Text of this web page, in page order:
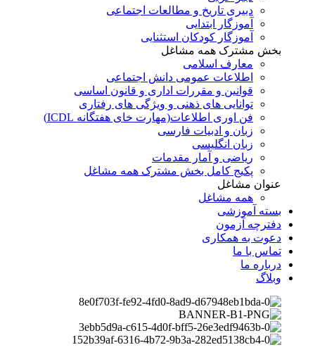
دبیری تاریخ و مطالعات اجتماعی
آموزگار ابتدایی
آموزگار کودکان استثنایی
بخش مشترک همه مشاغل
معارف اسلامی
اطلاعات عمومی دانش اجتماعی
قوانین و مقررات اداری و قانون اساسی
توانایی های ذهنی و ویژگی های رفتاری
فن اوری اطلاعات(مهارت خای هفتگانه ICDL)
زبان و ادبیات فارسی
زبان انگلیسی
ریاضی و آمار مقدمات
پکیج کامل بخش مشترک همه مشاغل
عنوان مشاغل
همه مشاغل
بسته آموزشی
دفترچه آزمون
دعوت به همکاری
تماس با ما
درباره ما
وبلاگ